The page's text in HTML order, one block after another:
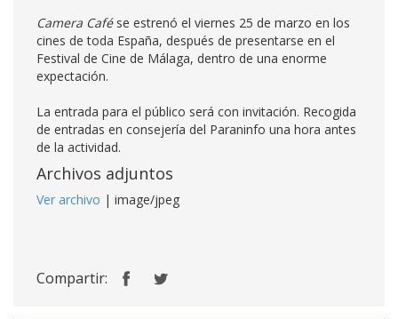
Camera Cafése estrenó el viernes 25 de marzo en los
cines de toda España, después de presentarse en el
Festival de Cine de Málaga, dentro de una enorme
expectación.
La entrada para el público será con invitación. Recogida
de entradas en consejería del Paraninfo una hora antes
de la actividad.
Archivos adjuntos
Ver archivo | image/jpeg
Compartir: